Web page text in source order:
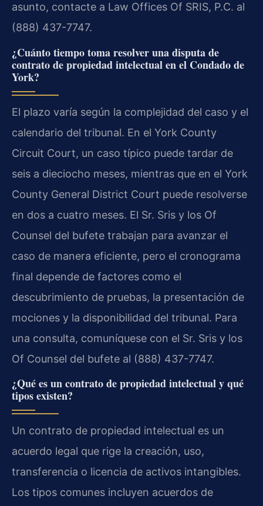
asunto, contacte a Law Offices Of SRIS, P.C. al
(888) 437-7747.
¿Cuánto tiempo toma resolver una disputa de
contrato de propiedad intelectual en el Condado de
York?
El plazo varía según la complejidad del caso y el
calendario del tribunal. En el York County
Circuit Court, un caso típico puede tardar de
seis a dieciocho meses, mientras que en el York
County General District Court puede resolverse
en dos a cuatro meses. El Sr. Sris y los Of
Counsel del bufete trabajan para avanzar el
caso de manera eficiente, pero el cronograma
final depende de factores como el
descubrimiento de pruebas, la presentación de
mociones y la disponibilidad del tribunal. Para
una consulta, comuníquese con el Sr. Sris y los
Of Counsel del bufete al (888) 437-7747.
¿Qué es un contrato de propiedad intelectual y qué
tipos existen?
Un contrato de propiedad intelectual es un
acuerdo legal que rige la creación, uso,
transferencia o licencia de activos intangibles.
Los tipos comunes incluyen acuerdos de